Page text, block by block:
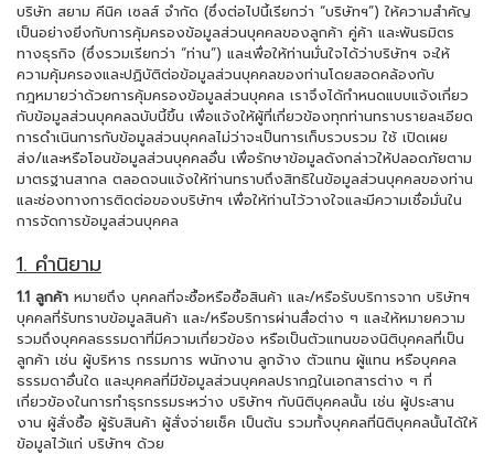
บริษัท สยาม คีนิค เซลส์ จำกัด (ซึ่งต่อไปนี้เรียกว่า “บริษัทฯ”) ให้ความสำคัญ
เป็นอย่างยิ่งกับการคุ้มครองข้อมูลส่วนบุคคลของลูกค้า คู่ค้า และพันธมิตร
ทางธุรกิจ (ซึ่งรวมเรียกว่า “ท่าน”) และเพื่อให้ท่านมั่นใจได้ว่าบริษัทฯ จะให้
ความคุ้มครองและปฏิบัติต่อข้อมูลส่วนบุคคลของท่านโดยสอดคล้องกับ
กฎหมายว่าด้วยการคุ้มครองข้อมูลส่วนบุคคล เราจึงได้กำหนดแบบแจ้งเกี่ยว
กับข้อมูลส่วนบุคคลฉบับนี้ขึ้น เพื่อแจ้งให้ผู้ที่เกี่ยวข้องทุกท่านทราบรายละเอียด
การดำเนินการกับข้อมูลส่วนบุคคลไม่ว่าจะเป็นการเก็บรวบรวม ใช้ เปิดเผย
ส่ง/และหรือโอนข้อมูลส่วนบุคคลอื่น เพื่อรักษาข้อมูลดังกล่าวให้ปลอดภัยตาม
มาตรฐานสากล ตลอดจนแจ้งให้ท่านทราบถึงสิทธิในข้อมูลส่วนบุคคลของท่าน
และช่องทางการติดต่อของบริษัทฯ เพื่อให้ท่านไว้วางใจและมีความเชื่อมั่นใน
การจัดการข้อมูลส่วนบุคคล
1. คำนิยาม
1.1 ลูกค้า หมายถึง บุคคลที่จะซื้อหรือซื้อสินค้า และ/หรือรับบริการจาก บริษัทฯ
บุคคลที่รับทราบข้อมูลสินค้า และ/หรือบริการผ่านสื่อต่าง ๆ และให้หมายความ
รวมถึงบุคคลธรรมดาที่มีความเกี่ยวข้อง หรือเป็นตัวแทนของนิติบุคคลที่เป็น
ลูกค้า เช่น ผู้บริหาร กรรมการ พนักงาน ลูกจ้าง ตัวแทน ผู้แทน หรือบุคคล
ธรรมดาอื่นใด และบุคคลที่มีข้อมูลส่วนบุคคลปรากฏในเอกสารต่าง ๆ ที่
เกี่ยวข้องในการทำธุรกรรมระหว่าง บริษัทฯ กับนิติบุคคลนั้น เช่น ผู้ประสาน
งาน ผู้สั่งซื้อ ผู้รับสินค้า ผู้สั่งจ่ายเช็ค เป็นต้น รวมทั้งบุคคลที่นิติบุคคลนั้นได้ให้
ข้อมูลไว้แก่ บริษัทฯ ด้วย